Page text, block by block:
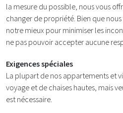
la mesure du possible, nous vous
changer de propriété. Bien que
notre mieux pour minimiser les
ne pas pouvoir accepter aucune
Exigences spéciales
La plupart de nos appartements et
voyage et de chaises hautes, mais
est nécessaire.